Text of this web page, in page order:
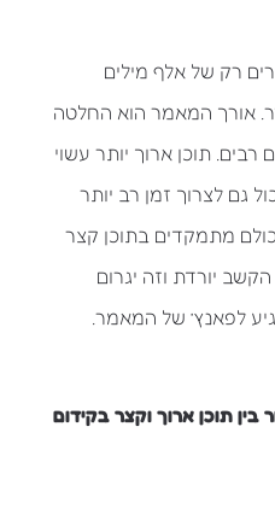
רק של אלף מילים
אורך המאמר הוא החלטה
תוכן ארוך יותר עשוי
גם לצרוך זמן רב יותר
מתמקדים בתוכן קצר
יורדת וזה יגרום
לפאנץ’ של המאמר.
תוכן ארוך וקצר בקידום